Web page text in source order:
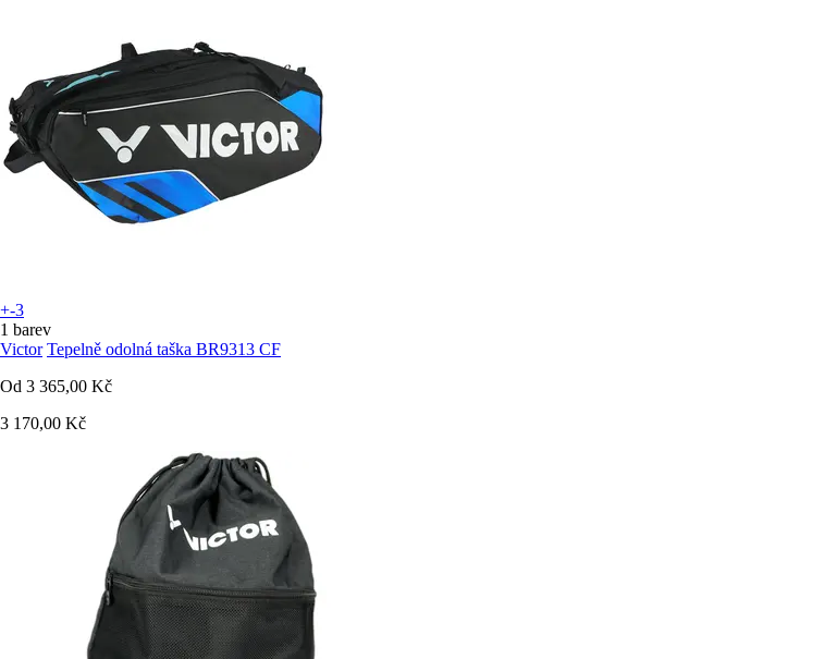
+-3
1 barev
Victor Tepelně odolná taška BR9313 CF
Od 3 365,00 Kč
3 170,00 Kč